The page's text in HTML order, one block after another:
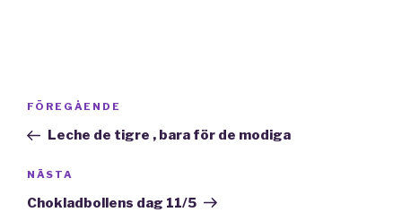
Inläggsnavigering
Föregående
inlägg
FÖREGÅENDE
Leche de tigre , bara för de modiga
Nästa
inlägg
NÄSTA
Chokladbollens dag 11/5